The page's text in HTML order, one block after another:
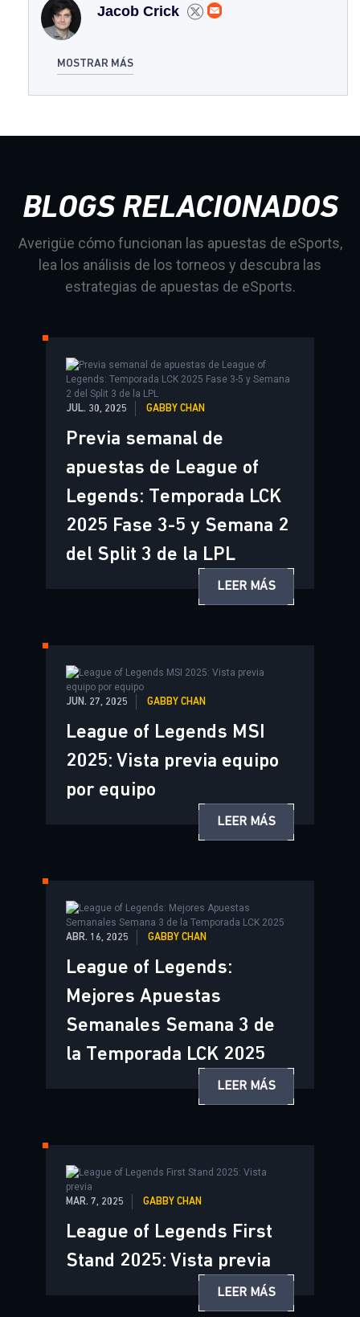
Jacob Crick
MOSTRAR MÁS
BLOGS RELACIONADOS
Averigüe cómo funcionan las apuestas de eSports,
lea los análisis de los torneos y descubra las
estrategias de apuestas de eSports.
JUL. 30, 2025 GABBY CHAN
Previa semanal de
apuestas de League of
Legends: Temporada LCK
2025 Fase 3-5 y Semana 2
del Split 3 de la LPL
LEER MÁS
JUN. 27, 2025 GABBY CHAN
League of Legends MSI
2025: Vista previa equipo
por equipo
LEER MÁS
ABR. 16, 2025 GABBY CHAN
League of Legends:
Mejores Apuestas
Semanales Semana 3 de
la Temporada LCK 2025
LEER MÁS
MAR. 7, 2025 GABBY CHAN
League of Legends First
Stand 2025: Vista previa
LEER MÁS